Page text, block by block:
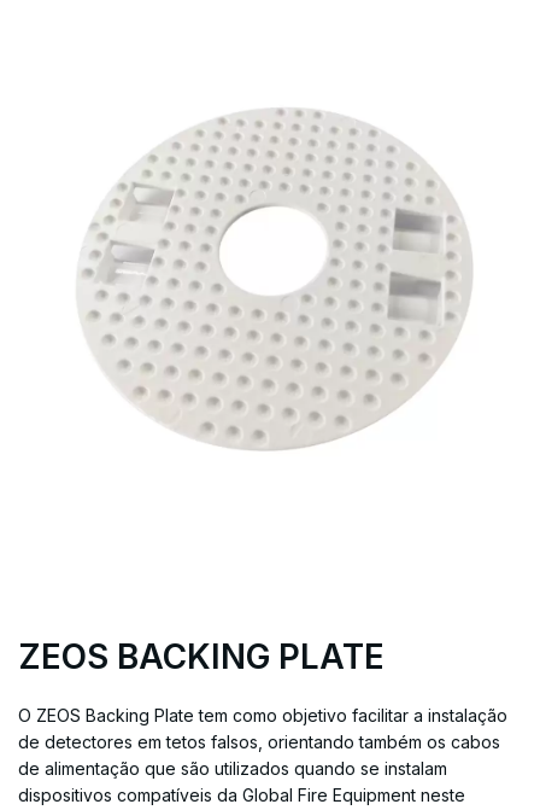
ZEOS BACKING PLATE
O ZEOS Backing Plate tem como objetivo facilitar a instalação
de detectores em tetos falsos, orientando também os cabos
de alimentação que são utilizados quando se instalam
dispositivos compatíveis da Global Fire Equipment neste